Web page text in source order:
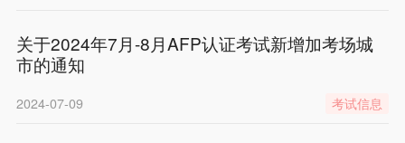
关于2024年7月-8月AFP认证考试新增加考场城
市的通知
2024-07-09 考试信息